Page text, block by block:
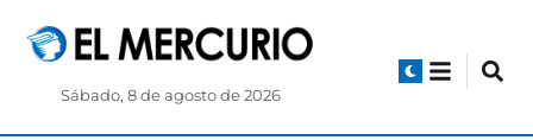
Sábado, 8 de agosto de 2026